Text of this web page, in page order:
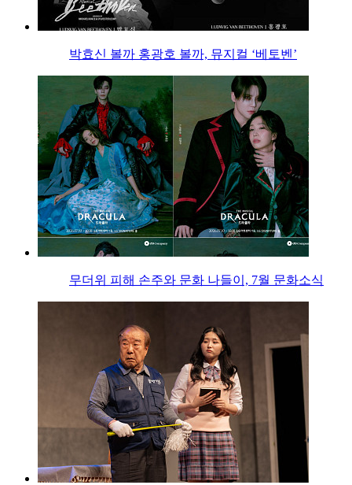
박효신 볼까 홍광호 볼까, 뮤지컬 ‘베토벤’
무더위 피해 손주와 문화 나들이, 7월 문화소식